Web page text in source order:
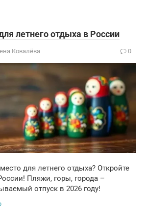
летнего отдыха в России
Ковалёва 0
для летнего отдыха? Откройте
Пляжи, горы, города –
отпуск в 2026 году!